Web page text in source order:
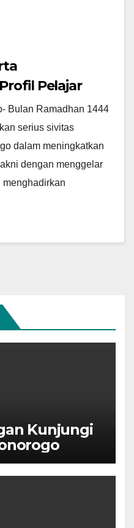
Pelajar
Ponorogo
Gelar
Bulan Ramadhan 1444
serius sivitas
dalam meningkatkan
dengan menggelar
menghadirkan
Kunjungi